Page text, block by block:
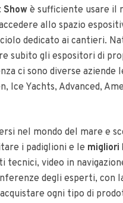
Showè sufficiente usare il
allo spazio
dedicato ai cantieri.
subito gli espositori di
ci sono diverse aziende
Ice Yachts, Advanced,
nel mondo del mare e
i padiglioni e le migliori
video in
degli esperti, con
ogni tipo di